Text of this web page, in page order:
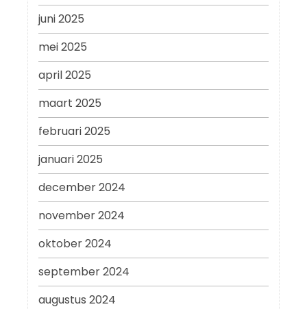
juni 2025
mei 2025
april 2025
maart 2025
februari 2025
januari 2025
december 2024
november 2024
oktober 2024
september 2024
augustus 2024